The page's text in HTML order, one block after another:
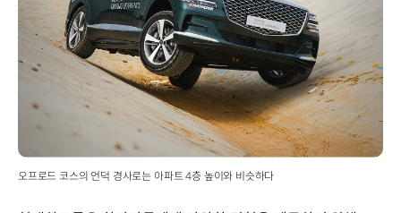
오프로드 코스의 언덕 경사로는 아파트 4층 높이와 비슷하다